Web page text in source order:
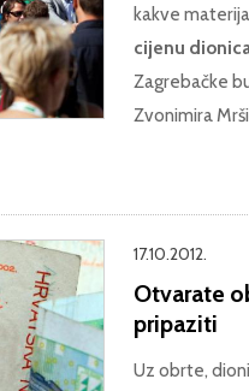
kakve
cijenu
Zagrebačke
Zvonimira
17.10.2012.
Otvarate
pripaziti
Uz obrte,